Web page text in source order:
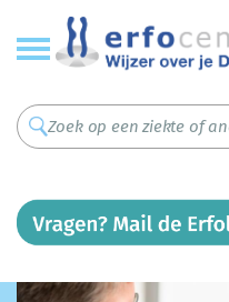
Overslaan
en
naar
inhoud
gaan